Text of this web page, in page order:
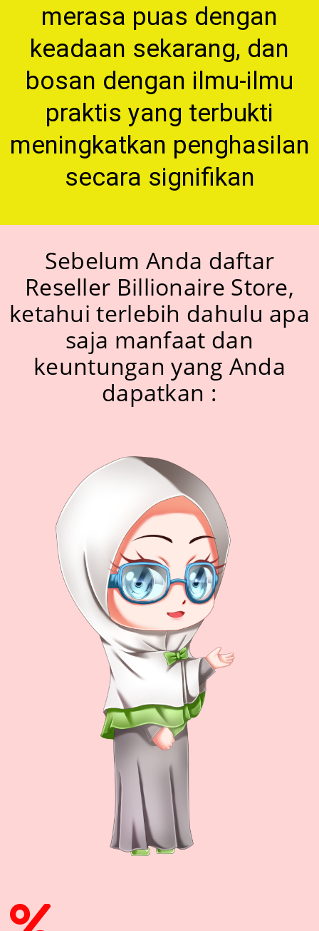
merasa puas dengan
keadaan sekarang, dan
bosan dengan ilmu-ilmu
praktis yang terbukti
meningkatkan penghasilan
secara signifikan
Sebelum Anda daftar
Reseller Billionaire Store,
ketahui terlebih dahulu apa
saja manfaat dan
keuntungan yang Anda
dapatkan :